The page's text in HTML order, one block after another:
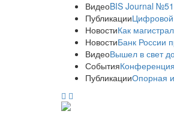
ВидеоBIS Journal
ПубликацииЦифровой
НовостиКак
НовостиБанк России
ВидеоВышел в свет
События
ПубликацииОпорная